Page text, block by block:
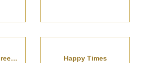
Happy Summer Greetings Happy Times